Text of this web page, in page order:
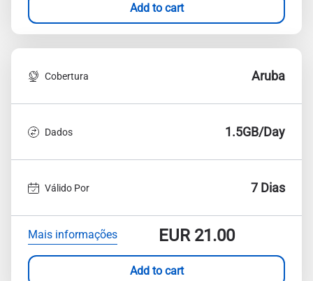
Add to cart
Cobertura Aruba
Dados 1.5GB/Day
Válido Por 7 Dias
Mais informações EUR21.00
Add to cart